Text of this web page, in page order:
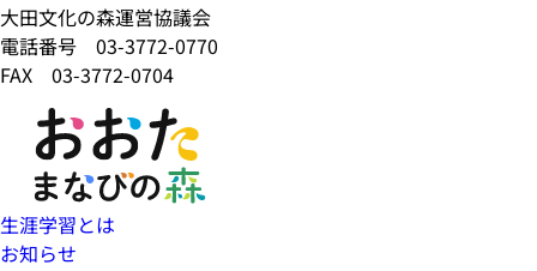
大田文化の森運営協議会
電話番号 03-3772-0770
FAX 03-3772-0704
生涯学習とは
お知らせ